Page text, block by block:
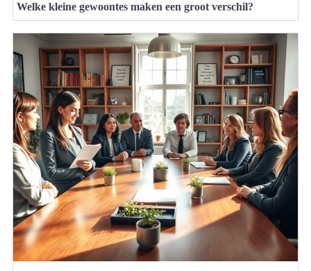
Welke kleine gewoontes maken een groot verschil?